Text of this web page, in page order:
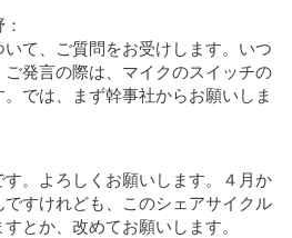
て、ご質問をお受けします。いつ
発言の際は、マイクのスイッチの
では、まず幹事社からお願いしま
。よろしくお願いします。４月か
すけれども、このシェアサイクル
とか、改めてお願いします。